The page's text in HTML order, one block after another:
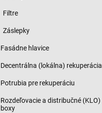
Filtre
Záslepky
Fasádne hlavice
Decentrálna (lokálna) rekuperácia
Potrubia pre rekuperáciu
Rozdeľovacie a distribučné (KLO)
boxy